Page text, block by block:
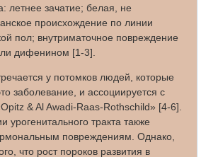
летнее зачатие; белая, не
происхождение по линии
пол; внутриматочное повреждение
дифенином [1-3].
у потомков людей, которые
заболевание, и ассоциируется с
& Al Awadi-Raas-Rothschild» [4-6].
тракта также
повреждениям. Однако,
что рост пороков развития в